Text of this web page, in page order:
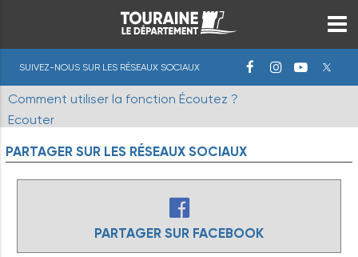
SUIVEZ-NOUS SUR LES RÉSEAUX SOCIAUX
Comment utiliser la fonction Écoutez ?
Ecouter
PARTAGER SUR LES RÉSEAUX SOCIAUX
PARTAGER SUR FACEBOOK